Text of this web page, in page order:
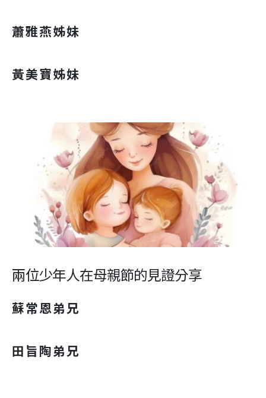
蕭雅燕姊妹
黃美寶姊妹
兩位少年人在母親節的見證分享
蘇常恩弟兄
田旨陶弟兄